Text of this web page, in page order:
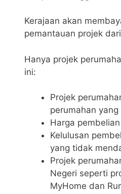
Kerajaan akan
pemantauan projek
Hanya projek
ini:
Projek
perumahan
Harga
Kelulusan
yang tidak
Projek
Negeri seperti
MyHome dan